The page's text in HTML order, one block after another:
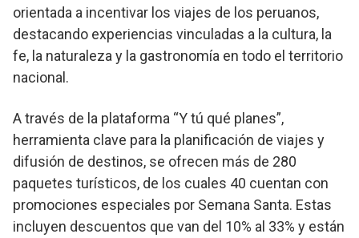
orientada a incentivar los viajes de los peruanos,
destacando experiencias vinculadas a la cultura, la
fe, la naturaleza y la gastronomía en todo el territorio
nacional.
A través de la plataforma “Y tú qué planes”,
herramienta clave para la planificación de viajes y
difusión de destinos, se ofrecen más de 280
paquetes turísticos, de los cuales 40 cuentan con
promociones especiales por Semana Santa. Estas
incluyen descuentos que van del 10% al 33% y están